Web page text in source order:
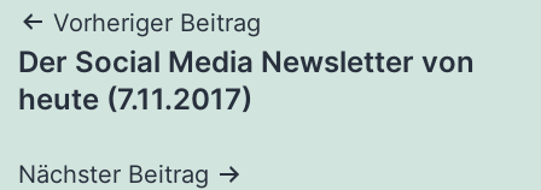
Beitragsnavigation
Vorheriger Beitrag
Der Social Media Newsletter von
heute (7.11.2017)
Nächster Beitrag